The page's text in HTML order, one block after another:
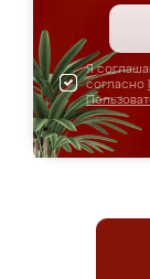
Я
согласно